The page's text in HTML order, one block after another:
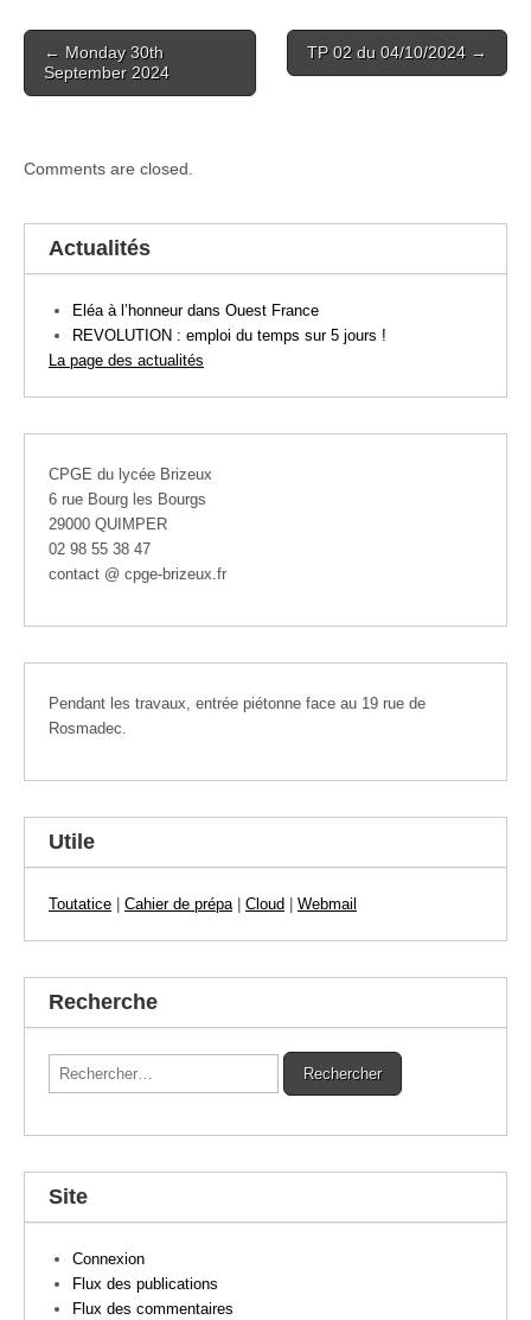
Post
navigation
← Monday 30th
September 2024
TP 02 du 04/10/2024 →
Comments are closed.
Actualités
Eléa à l’honneur dans Ouest France
REVOLUTION : emploi du temps sur 5 jours !
La page des actualités
CPGE du lycée Brizeux
6 rue Bourg les Bourgs
29000 QUIMPER
02 98 55 38 47
contact @ cpge-brizeux.fr
Pendant les travaux, entrée piétonne face au 19 rue de
Rosmadec.
Utile
Toutatice Cahier de prépa| Cloud Webmail
Recherche
Rechercher :
Site
Connexion
Flux des publications
Flux des commentaires